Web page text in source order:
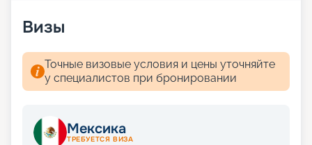
Визы
Точные визовые условия и цены уточняйте
у специалистов при бронировании
Мексика
ТРЕБУЕТСЯ ВИЗА